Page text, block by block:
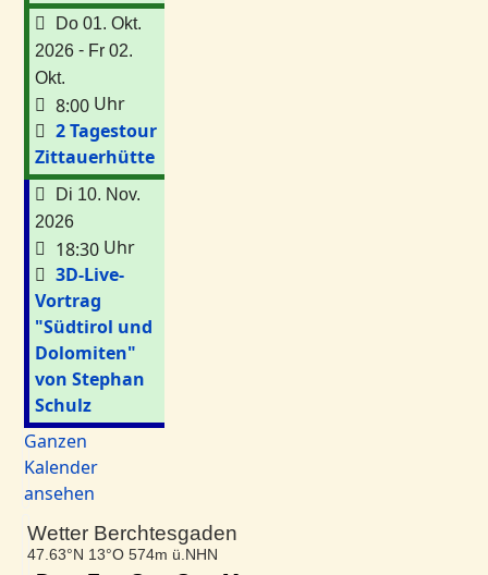
Do 01. Okt.
2026 - Fr 02.
Okt.
8:00 Uhr
2 Tagestour
Zittauerhütte
Di 10. Nov.
2026
18:30 Uhr
3D-Live-
Vortrag
"Südtirol und
Dolomiten"
von Stephan
Schulz
Ganzen
Kalender
ansehen